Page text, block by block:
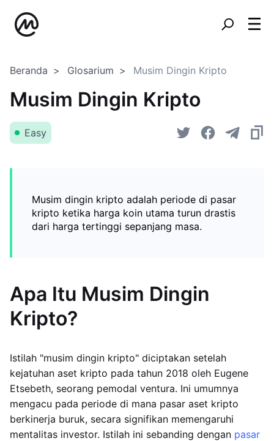
Beranda Glosarium Musim Dingin Kripto
Musim Dingin Kripto
Easy
Musim dingin kripto adalah periode di pasar
kripto ketika harga koin utama turun drastis
dari harga tertinggi sepanjang masa.
Apa Itu Musim Dingin
Kripto?
Istilah "musim dingin kripto" diciptakan setelah
kejatuhan aset kripto pada tahun 2018 oleh Eugene
Etsebeth, seorang pemodal ventura. Ini umumnya
mengacu pada periode di mana pasar aset kripto
berkinerja buruk, secara signifikan memengaruhi
mentalitas investor. Istilah ini sebanding dengan pasar